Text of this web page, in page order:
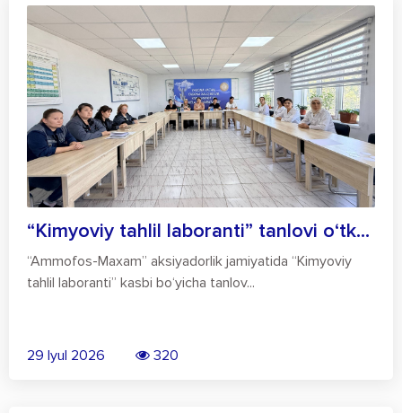
“Kimyoviy tahlil laboranti” tanlovi o‘tk...
“Ammofos-Maxam” aksiyadorlik jamiyatida “Kimyoviy
tahlil laboranti” kasbi bo‘yicha tanlov...
29 Iyul 2026 320